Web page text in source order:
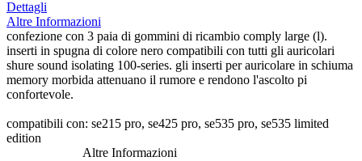
Dettagli
Altre Informazioni
confezione con 3 paia di gommini di ricambio comply large (l).
inserti in spugna di colore nero compatibili con tutti gli auricolari
shure sound isolating 100-series. gli inserti per auricolare in schiuma
memory morbida attenuano il rumore e rendono l'ascolto pi
confortevole.
compatibili con: se215 pro, se425 pro, se535 pro, se535 limited
edition
Altre Informazioni